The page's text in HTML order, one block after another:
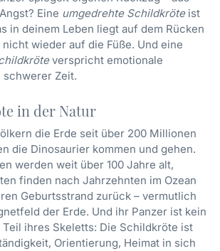
Eine umgedrehte Schildkröteist
in deinem Leben liegt auf dem Rücken
wieder auf die Füße. Und eine
verspricht emotionale
Zeit.
in der Natur
die Erde seit über 200 Millionen
die Dinosaurier kommen und gehen.
werden weit über 100 Jahre alt,
finden nach Jahrzehnten im Ozean
Geburtsstrand zurück – vermutlich
der Erde. Und ihr Panzer ist kein
ihres Skeletts: Die Schildkröte ist
Orientierung, Heimat in sich